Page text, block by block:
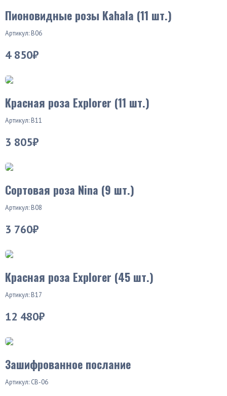
Пионовидные розы Kahala (11 шт.)
Артикул: В06
4 850₽
Красная роза Explorer (11 шт.)
Артикул: В11
3 805₽
Сортовая роза Nina (9 шт.)
Артикул: В08
3 760₽
Красная роза Explorer (45 шт.)
Артикул: В17
12 480₽
Зашифрованное послание
Артикул: СВ-06